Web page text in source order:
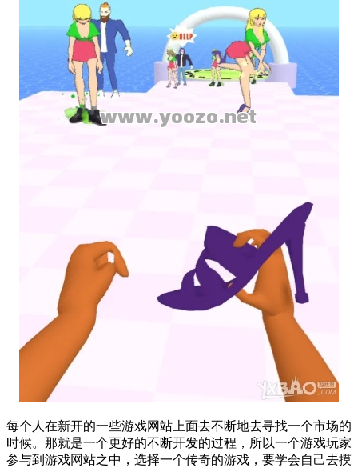
每个人在新开的一些游戏网站上面去不断地去寻找一个市场的
时候。那就是一个更好的不断开发的过程，所以一个游戏玩家
参与到游戏网站之中，选择一个传奇的游戏，要学会自己去摸